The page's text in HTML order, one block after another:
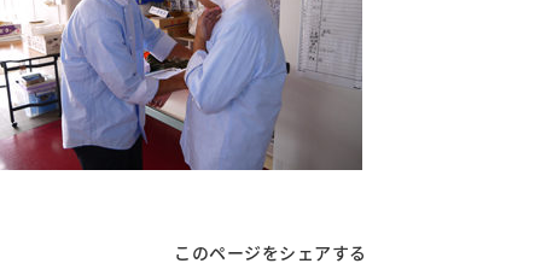
このページをシェアする